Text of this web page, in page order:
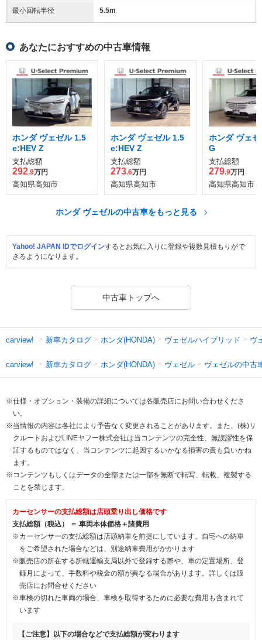
最小回転半径 5.5m
あなたにおすすめの中古車情報
ホンダ ヴェゼル 1.5
e:HEV Z
支払総額
292.9万円
高知県高知市
ホンダ ヴェゼル 1.5
e:HEV Z
支払総額
273.6万円
高知県高知市
ホンダ ヴェ
G
支払総額
279.9万円
高知県高知市
ホンダ ヴェゼルの中古車をもっと見る
Yahoo! JAPAN IDでログインするとお気に入りに登録や複数見積もりがで
きるようになります。
中古車トップへ
carview! 新車カタログ ホンダ(HONDA) ヴェゼルハイブリッド ヴ
carview! 新車カタログ ホンダ(HONDA) ヴェゼル ヴェゼルの中古
※仕様・オプション・装備の詳細については各販売店にお問い合わせくださ
い。
※当情報の内容は各社により予告なく変更されることがあります。また、(株)リ
クルートおよびLINEヤフー株式会社は当コンテンツの完全性、無誤謬性を保
証するものではなく、当コンテンツに起因するいかなる損害の責も負いかね
ます。
※コンテンツもしくはデータの全部または一部を無断で転写、転載、複製する
ことを禁じます。
カーセンサーの支払総額は店頭乗り出し価格です
支払総額（税込） ＝ 車両本体価格＋諸費用
※カーセンサーの支払総額は店頭納車を前提にしています。自宅への納車
をご希望された場合などは、別途納車費用がかかります
※販売店の所在する所轄運輸支局以外で登録する際や、車の定置場所、登
録月によって、手数料や税金の額が異なる場合があります。詳しくは販
売店にお問合せください
※車検の切れた車両の場合、車検を取得するために必要な費用も含まれて
います
【ご注意】以下の場合などで支払総額が変わります